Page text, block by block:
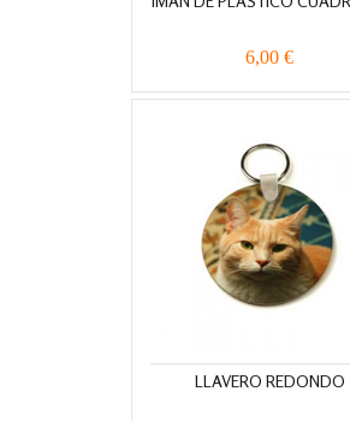
6,00 €
LLAVERO REDONDO